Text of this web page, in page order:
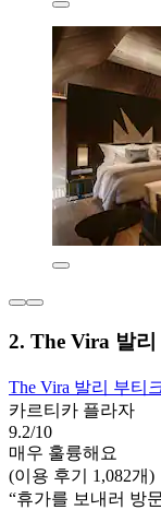
2. The Vira 발
The Vira 발리 부티
카르티카 플라자
9.2/10
매우 훌륭해요
(이용 후기 1,082개)
“휴가를 보내러 방